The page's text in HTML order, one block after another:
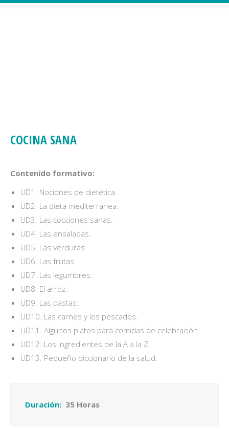
COCINA SANA
Contenido formativo:
UD1. Nociones de dietética.
UD2. La dieta mediterránea.
UD3. Las cocciones sanas.
UD4. Las ensaladas.
UD5. Las verduras.
UD6. Las frutas.
UD7. Las legumbres.
UD8. El arroz.
UD9. Las pastas.
UD10. Las carnes y los pescados.
UD11. Algunos platos para comidas de celebración.
UD12. Los ingredientes de la A a la Z.
UD13. Pequeño diccionario de la salud.
Duración: 35 Horas